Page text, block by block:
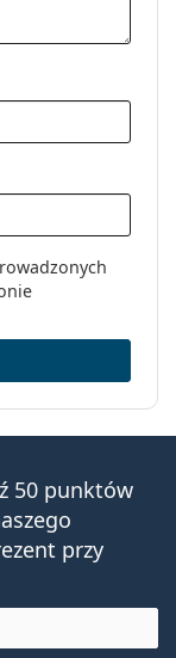
i asferyczne
50 punktów
przy